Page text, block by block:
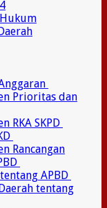
Prioritas dan
RKA SKPD
Rancangan
APBD
tentang